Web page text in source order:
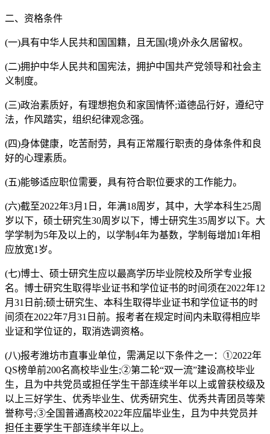
二、资格条件
(一)具有中华人民共和国国籍，且无国(境)外永久居留权。
(二)拥护中华人民共和国宪法，拥护中国共产党领导和社会主
义制度。
(三)政治素质好，有理想抱负和家国情怀;道德品行好，遵纪守
法，作风踏实，组织纪律观念强。
(四)身体健康，吃苦耐劳，具有正常履行职责的身体条件和良
好的心理素质。
(五)能够适应职位需要，具有符合职位要求的工作能力。
(六)截至2022年3月1日，年满18周岁，其中，大学本科生25周
岁以下，硕士研究生30周岁以下，博士研究生35周岁以下。大
学学制为5年及以上的，以学制4年为基数，学制每增加1年相
应放宽1岁。
(七)博士、硕士研究生应以最高学历毕业院校及所学专业报
名。博士研究生取得毕业证书和学位证书的时间须在2022年12
月31日前;硕士研究生、本科生取得毕业证书和学位证书的时
间须在2022年7月31日前。报考者在规定时间内未取得相应毕
业证和学位证的，取消选调资格。
(八)报考潍坊市直事业单位，需满足以下条件之一：①2022年
QS榜单前200名高校毕业生;②第二轮“双一流”建设高校毕业
生，且为中共党员或担任学生干部连续半年以上或曾获校级及
以上三好学生、优秀毕业生、优秀研究生、优秀共青团员等荣
誉称号;③全国普通高校2022年应届毕业生，且为中共党员并
担任主要学生干部连续半年以上。